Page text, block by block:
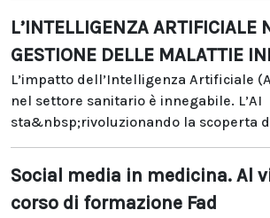
L’INTELLIGENZA ARTIFICIALE
GESTIONE DELLE MALATTIE
L’impatto dell’Intelligenza Artificiale
nel settore sanitario è innegabile. L’AI
sta&nbsp;rivoluzionando la scoperta
Social media in medicina. Al
corso di formazione Fad